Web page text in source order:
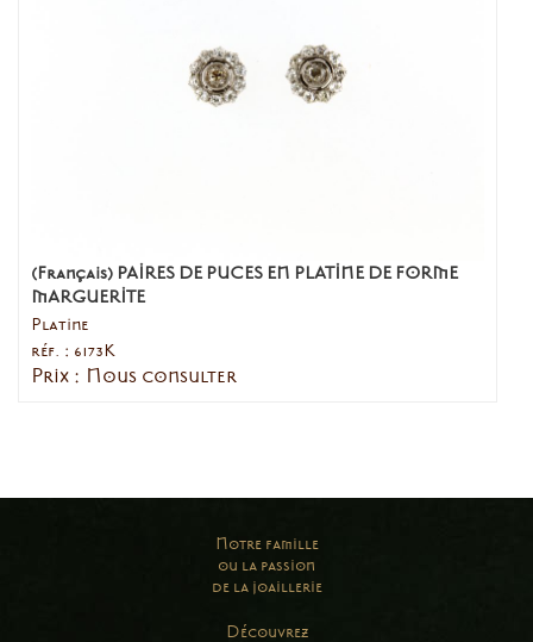
(Français) PAIRES DE PUCES EN PLATINE DE FORME
MARGUERITE
Platine
réf. : 6173K
Prix : Nous consulter
Notre famille
ou la passion
de la joaillerie
Découvrez